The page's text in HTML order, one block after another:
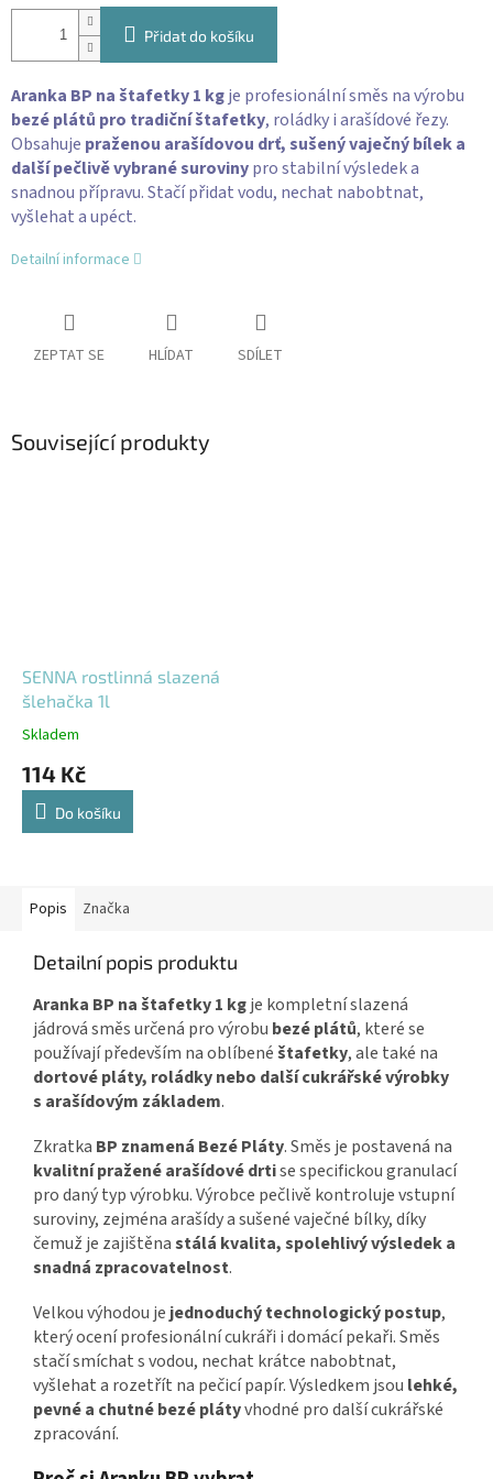
Přidat do košíku
Aranka BP na štafetky 1 kgje profesionální směs na výrobu
bezé plátů pro tradiční štafetky, roládky i arašídové řezy.
Obsahuje praženou arašídovou drť, sušený vaječný bílek a
další pečlivě vybrané surovinypro stabilní výsledek a
snadnou přípravu. Stačí přidat vodu, nechat nabobtnat,
vyšlehat a upéct.
Detailní informace
ZEPTAT SE HLÍDAT SDÍLET
Související produkty
SENNA rostlinná slazená
šlehačka 1l
Skladem
114 Kč
Do košíku
Popis Značka
Detailní popis produktu
Aranka BP na štafetky 1 kgje kompletní slazená
jádrová směs určená pro výrobu bezé plátů, které se
používají především na oblíbenéštafetky, ale také na
dortové pláty, roládky nebo další cukrářské výrobky
s arašídovým základem.
Zkratka BP znamená Bezé Pláty. Směs je postavená na
kvalitní pražené arašídové drtise specifickou granulací
pro daný typ výrobku. Výrobce pečlivě kontroluje vstupní
suroviny, zejména arašídy a sušené vaječné bílky, díky
čemuž je zajištěnastálá kvalita, spolehlivý výsledek a
snadná zpracovatelnost.
Velkou výhodou je jednoduchý technologický postup,
který ocení profesionální cukráři i domácí pekaři. Směs
stačí smíchat s vodou, nechat krátce nabobtnat,
vyšlehat a rozetřít na pečicí papír. Výsledkem jsou lehké,
pevné a chutné bezé plátyvhodné pro další cukrářské
zpracování.